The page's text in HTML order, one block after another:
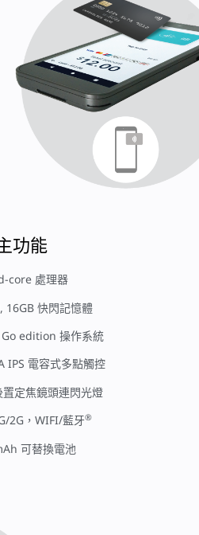
功能
core 處理器
16GB 快閃記憶體
edition 操作系統
IPS 電容式多點觸控
定焦鏡頭連閃光燈
2G，WIFI/藍牙®
可替換電池